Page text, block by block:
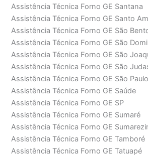
Assistência Técnica Forno GE Santana
Assistência Técnica Forno GE Santo
Assistência Técnica Forno GE São
Assistência Técnica Forno GE São
Assistência Técnica Forno GE São
Assistência Técnica Forno GE São
Assistência Técnica Forno GE São Paulo
Assistência Técnica Forno GE Saúde
Assistência Técnica Forno GE SP
Assistência Técnica Forno GE Sumaré
Assistência Técnica Forno GE
Assistência Técnica Forno GE Tamboré
Assistência Técnica Forno GE Tatuapé